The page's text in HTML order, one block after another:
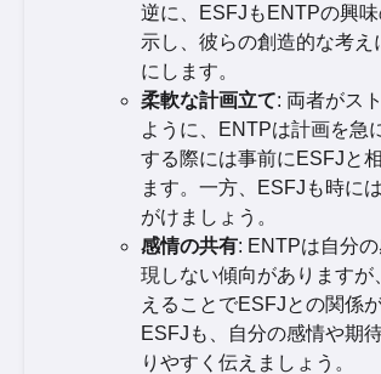
逆に、ESFJもENTPの興
示し、彼らの創造的な考え
にします。
柔軟な計画立て: 両者がス
ように、ENTPは計画を急
する際には事前にESFJと
ます。一方、ESFJも時に
がけましょう。
感情の共有: ENTPは自分
現しない傾向がありますが
えることでESFJとの関係
ESFJも、自分の感情や期
りやすく伝えましょう。